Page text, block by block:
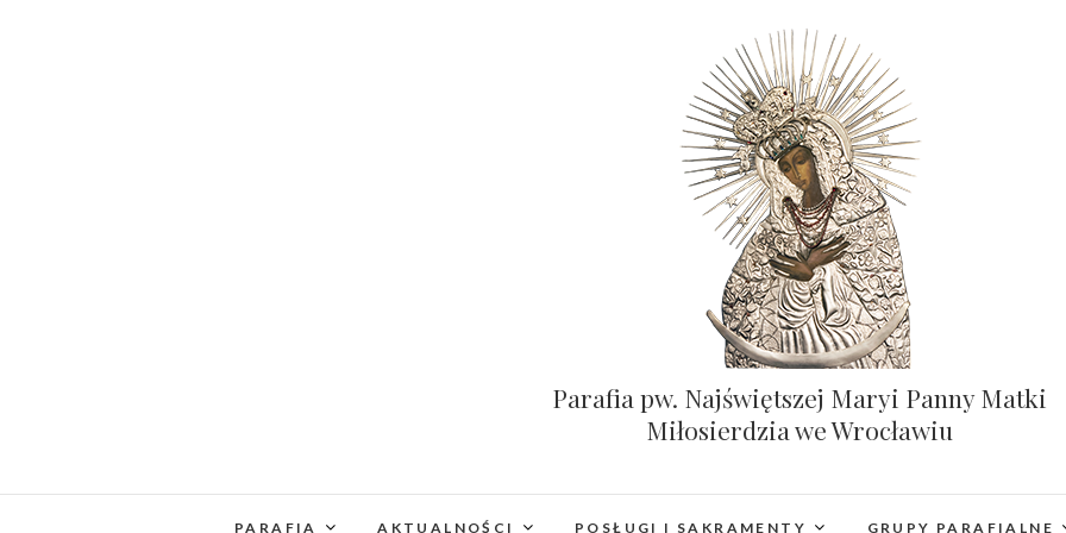
Parafia pw. Najświętszej Maryi Panny Matki
Miłosierdzia we Wrocławiu
PARAFIA AKTUALNOŚCI POSŁUGI I SAKRAMENTY GRUPY PARAFIALNE